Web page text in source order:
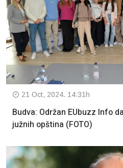
21 Oct, 2024. 14:31h
Budva: Održan EUbuzz Info
južnih opština (FOTO)